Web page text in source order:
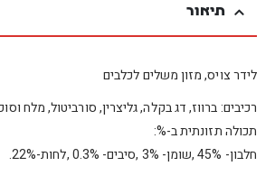
תיאור
לידר צויס, מזון משלים לכלבים
רכיבים: ברווז, דג בקלה, גליצרין, סורביטול, מלח
תכולה תזונתית ב-%:
חלבון- 45% ,שומן- 3% ,סיבים- 0.3% ,לחות-22%.